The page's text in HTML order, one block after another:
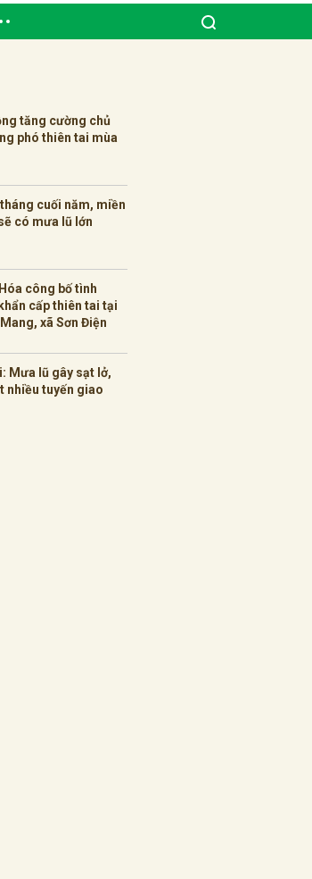
tăng cường chủ
phó thiên tai mùa
cuối năm, miền
có mưa lũ lớn
công bố tình
cấp thiên tai tại
Mang, xã Sơn Điện
Mưa lũ gây sạt lở,
nhiều tuyến giao